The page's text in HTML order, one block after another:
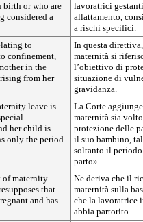
birth or who are
considered a
lavoratrici
allattamento,
a rischi specifici.
to
confinement,
in the
from her
In questa
maternità si
l’obiettivo di
situazione di
gravidanza.
leave is
her child is
only the period
La Corte
maternità sia
protezione delle
il suo bambino,
soltanto il periodo
parto».
of maternity
that
and has
Ne deriva che il
maternità sulla
che la lavoratrice
abbia partorito.